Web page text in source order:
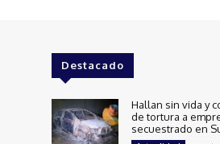
Destacado
Hallan sin vida y
de tortura a
secuestrado en